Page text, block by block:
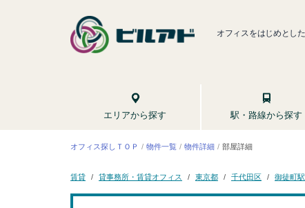
オフィスをはじめとし
エリアから探す 駅・路線から探す
オフィス探しＴＯＰ 物件一覧 物件詳細 部屋詳細
賃貸 貸事務所・賃貸オフィス 東京都 千代田区 御徒町駅